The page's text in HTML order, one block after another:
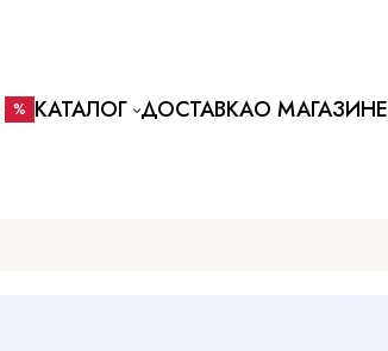
% КАТАЛОГ ДОСТАВКАО МАГАЗИНЕ